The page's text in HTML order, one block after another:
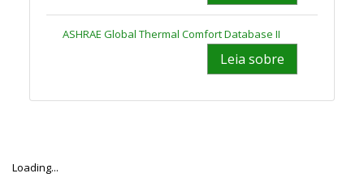
ASHRAE Global Thermal Comfort Database II
Leia sobre
Loading...